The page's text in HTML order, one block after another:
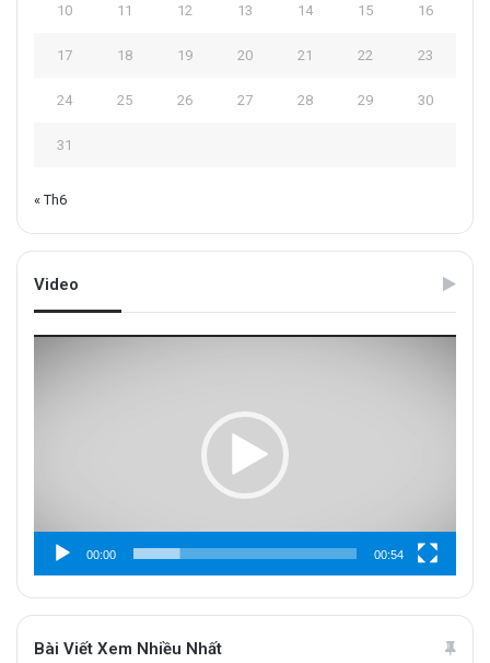
10 11 12 13 14 15 16
17 18 19 20 21 22 23
24 25 26 27 28 29 30
31
« Th6
Video
00:00 00:54
Bài Viết Xem Nhiều Nhất